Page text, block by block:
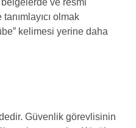
ve resmi
olmak
kelimesi yerine daha
Güvenlik görevlisinin